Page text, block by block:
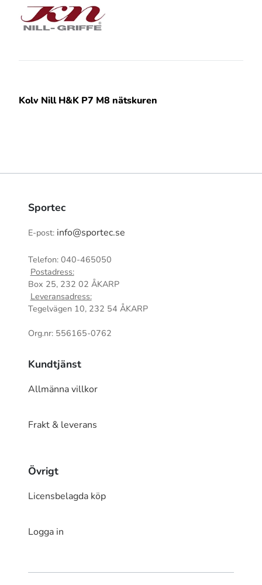
Kolv Nill H&K P7 M8 nätskuren
Sportec
E-post: info@sportec.se
Telefon: 040-465050
Postadress:
Box 25, 232 02 ÅKARP
Leveransadress:
Tegelvägen 10, 232 54 ÅKARP
Org.nr: 556165-0762
Kundtjänst
Allmänna villkor
Frakt & leverans
Övrigt
Licensbelagda köp
Logga in